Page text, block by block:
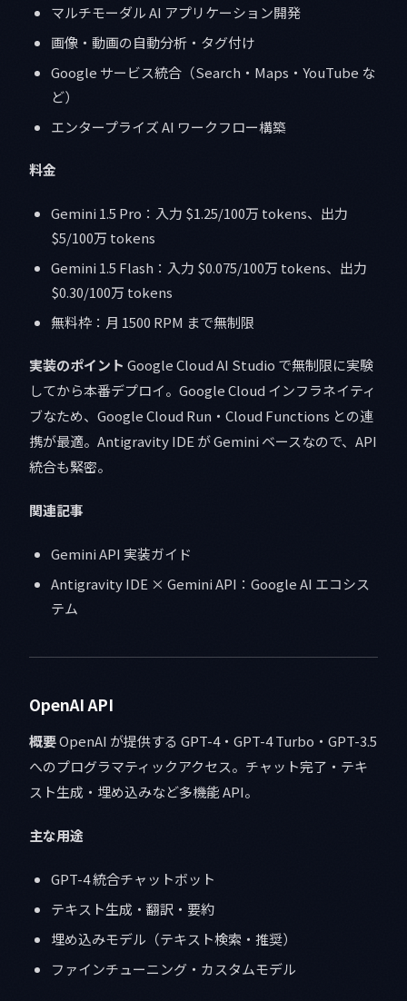
マルチモーダル AI アプリケーション開発
画像・動画の自動分析・タグ付け
Google サービス統合（Search・Maps・YouTube な
ど）
エンタープライズ AI ワークフロー構築
料金
Gemini 1.5 Pro：入力 $1.25/100万 tokens、出力
$5/100万 tokens
Gemini 1.5 Flash：入力 $0.075/100万 tokens、出力
$0.30/100万 tokens
無料枠：月 1500 RPM まで無制限
実装のポイント Google Cloud AI Studio で無制限に実験
してから本番デプロイ。Google Cloud インフラネイティ
ブなため、Google Cloud Run・Cloud Functions との連
携が最適。Antigravity IDE が Gemini ベースなので、API
統合も緊密。
関連記事
Gemini API 実装ガイド
Antigravity IDE × Gemini API：Google AI エコシス
テム
OpenAI API
概要OpenAI が提供する GPT-4・GPT-4 Turbo・GPT-3.5
へのプログラマティックアクセス。チャット完了・テキ
スト生成・埋め込みなど多機能 API。
主な用途
GPT-4 統合チャットボット
テキスト生成・翻訳・要約
埋め込みモデル（テキスト検索・推奨）
ファインチューニング・カスタムモデル